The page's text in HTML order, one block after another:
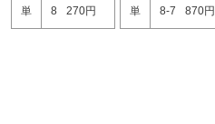
単 8 270円 単 8-7 870円